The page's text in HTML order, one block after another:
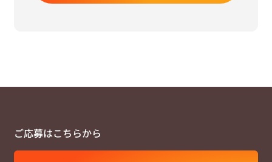
ご応募はこちらから